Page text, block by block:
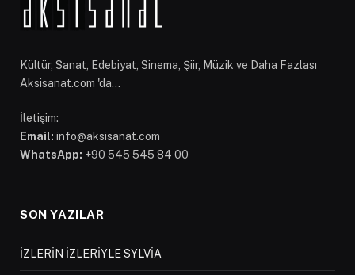
Kültür, Sanat, Edebiyat, Sinema, Şiir, Müzik ve Daha Fazlası
Aksisanat.com 'da...
İletişim:
Email: info@aksisanat.com
WhatsApp: +90 545 545 84 00
SON YAZILAR
İZLERİN İZLERİYLE SYLVİA